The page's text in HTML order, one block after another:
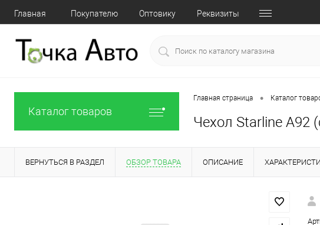
Главная Покупателю Оптовику Реквизиты
Каталог товаров
Главная страница • Каталог
Чехол Starline A92
ВЕРНУТЬСЯ В РАЗДЕЛ ОБЗОР ТОВАРА ОПИСАНИЕ